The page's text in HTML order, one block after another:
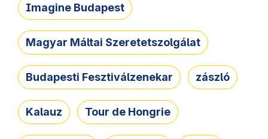
Imagine Budapest
Magyar Máltai Szeretetszolgálat
Budapesti Fesztiválzenekar zászló
Kalauz Tour de Hongrie